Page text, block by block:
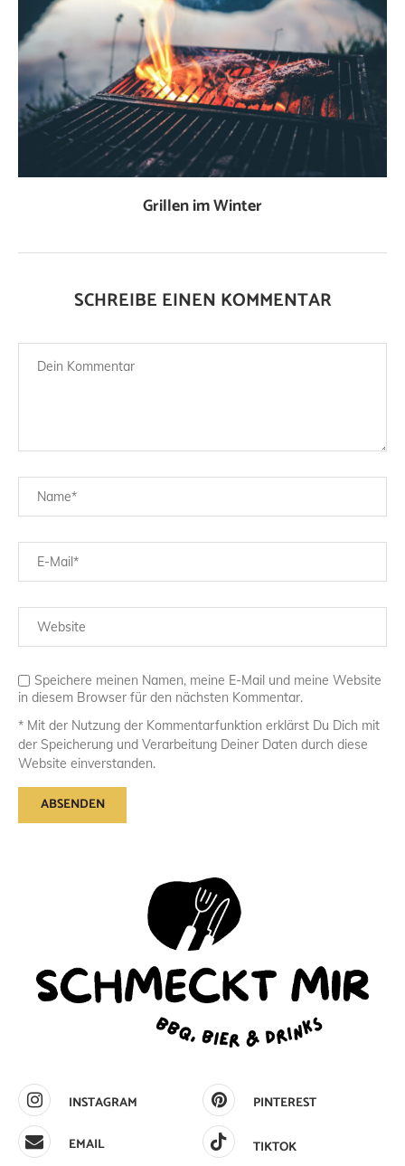
Grillen im Winter
SCHREIBE EINEN KOMMENTAR
Speichere meinen Namen, meine E-Mail und meine Website
in diesem Browser für den nächsten Kommentar.
* Mit der Nutzung der Kommentarfunktion erklärst Du Dich mit
der Speicherung und Verarbeitung Deiner Daten durch diese
Website einverstanden.
INSTAGRAM
PINTEREST
EMAIL
TIKTOK